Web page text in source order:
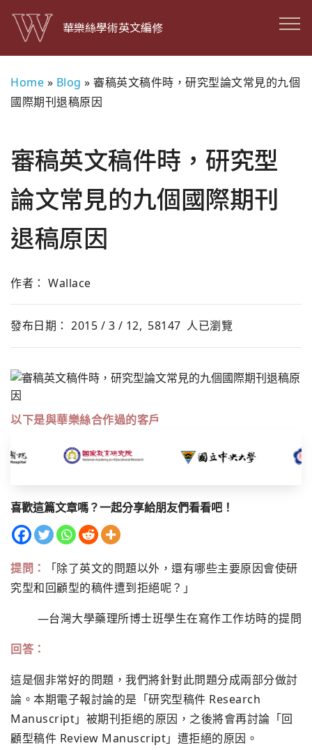
華樂絲學術英文編修
Home » Blog » 審稿英文稿件時，研究型論文常見的九個
國際期刊退稿原因
審稿英文稿件時，研究型
論文常見的九個國際期刊
退稿原因
作者： Wallace
發布日期： 2015 / 3 / 12, 58147 人已瀏覽
以下是與華樂絲合作過的客戶
喜歡這篇文章嗎？一起分享給朋友們看看吧！
提問：
「除了英文的問題以外，還有哪些主要原因會使研
究型和回顧型的稿件遭到拒絕呢？」
—台灣大學藥理所博士班學生在寫作工作坊時的提問
回答：
這是個非常好的問題，我們將針對此問題分成兩部分做討
論。本期電子報討論的是「研究型稿件 Research
Manuscript」被期刊拒絕的原因，之後將會再討論「回
顧型稿件 Review Manuscript」遭拒絕的原因。